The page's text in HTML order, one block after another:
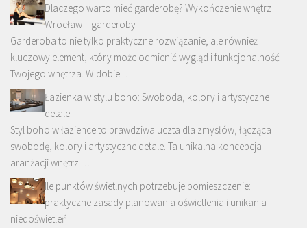
Dlaczego warto mieć garderobę? Wykończenie wnętrz
Wrocław – garderoby
Garderoba to nie tylko praktyczne rozwiązanie, ale również
kluczowy element, który może odmienić wygląd i funkcjonalność
Twojego wnętrza. W dobie …
Łazienka w stylu boho: Swoboda, kolory i artystyczne
detale.
Styl boho w łazience to prawdziwa uczta dla zmysłów, łącząca
swobodę, kolory i artystyczne detale. Ta unikalna koncepcja
aranżacji wnętrz …
Ile punktów świetlnych potrzebuje pomieszczenie:
praktyczne zasady planowania oświetlenia i unikania
niedoświetleń